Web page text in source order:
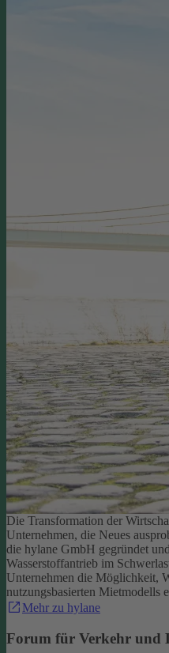
Die Transformation der
Unternehmen, die Neues
die hylane GmbH gegründet
Wasserstoffantrieb im
Unternehmen die Möglichkeit,
nutzungsbasierten Mietmodells
Mehr zu hylane
Forum für Verkehr und